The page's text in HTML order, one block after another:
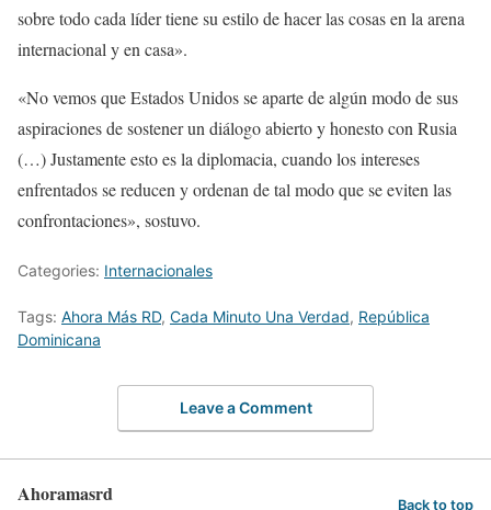
sobre todo cada líder tiene su estilo de hacer las cosas en la arena
internacional y en casa».
«No vemos que Estados Unidos se aparte de algún modo de sus
aspiraciones de sostener un diálogo abierto y honesto con Rusia
(…) Justamente esto es la diplomacia, cuando los intereses
enfrentados se reducen y ordenan de tal modo que se eviten las
confrontaciones», sostuvo.
Categories: Internacionales
Tags: Ahora Más RD, Cada Minuto Una Verdad, República
Dominicana
Leave a Comment
Ahoramasrd Back to top